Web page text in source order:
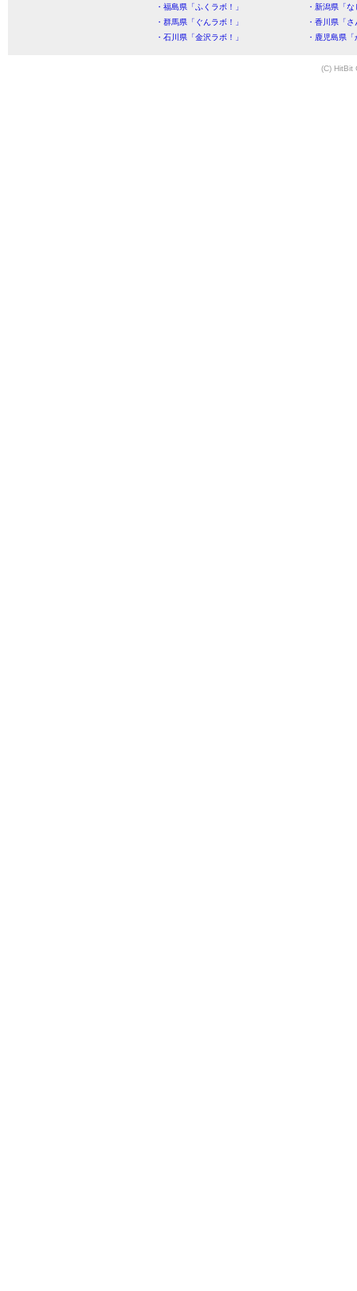
・福島県「ふくラボ！」
・新潟県「
・群馬県「ぐんラボ！」
・香川県「
・石川県「金沢ラボ！」
・鹿児島県
(C) HitBit